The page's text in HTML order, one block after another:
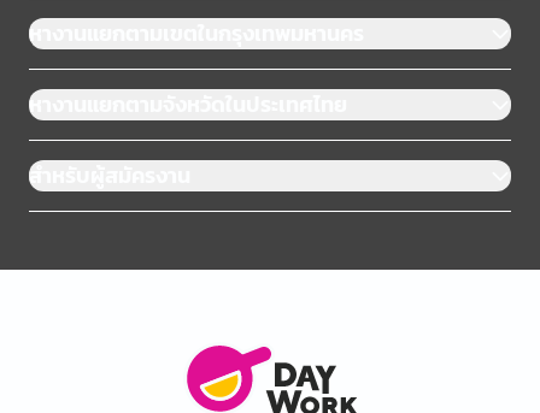
หางานแยกตามเขตในกรุงเทพมหานคร
หางานแยกตามจังหวัดในประเทศไทย
สำหรับผู้สมัครงาน